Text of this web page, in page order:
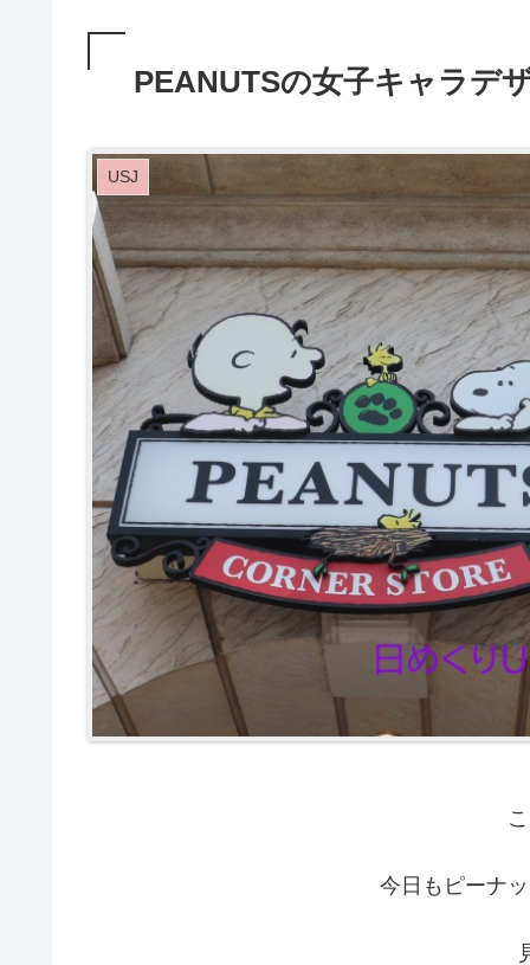
PEANUTSの女子キャラ
USJ
今日もピーナ